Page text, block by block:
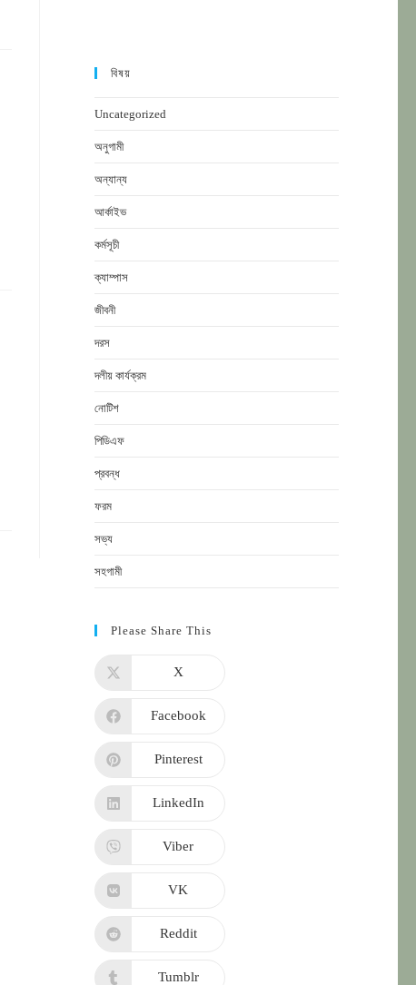
বিষয়
Uncategorized
অনুগামী
অন্যান্য
আর্কাইভ
কর্মসূচী
ক্যাম্পাস
জীবনী
দরস
দলীয় কার্যক্রম
নোটিশ
পিডিএফ
প্রবন্ধ
ফরম
সভ্য
সহগামী
Please Share This
X
Facebook
Pinterest
LinkedIn
Viber
VK
Reddit
Tumblr